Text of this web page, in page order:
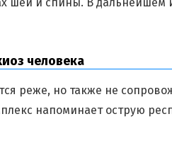
человека
реже, но также не
напоминает острую